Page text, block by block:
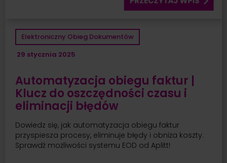
Elektroniczny Obieg Dokumentów
29 stycznia 2025
Automatyzacja obiegu faktur |
Klucz do oszczędności czasu i
eliminacji błędów
Dowiedz się, jak automatyzacja obiegu faktur
przyspiesza procesy, eliminuje błędy i obniża koszty.
Sprawdź możliwości systemu EOD od Aplitt!